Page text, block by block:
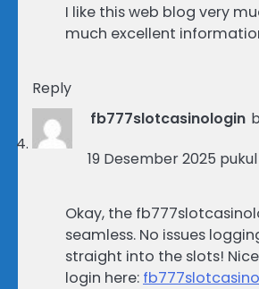
I like this web blog very
much excellent
Reply
fb777slotcasinologin
19 Desember 2025
Okay, the
seamless. No issues
straight into the slots!
login here: